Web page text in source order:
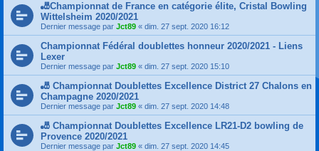
🎳Championnat de France en catégorie élite, Cristal Bowling
Wittelsheim 2020/2021
Dernier message par Jct89 « dim. 27 sept. 2020 16:12
Championnat Fédéral doublettes honneur 2020/2021 - Liens
Lexer
Dernier message par Jct89 « dim. 27 sept. 2020 15:10
🎳 Championnat Doublettes Excellence District 27 Chalons en
Champagne 2020/2021
Dernier message par Jct89 « dim. 27 sept. 2020 14:48
🎳 Championnat Doublettes Excellence LR21-D2 bowling de
Provence 2020/2021
Dernier message par Jct89 « dim. 27 sept. 2020 14:45